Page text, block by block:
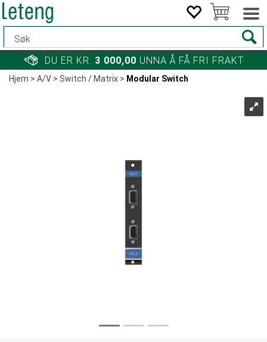
DU ER KR. 3 000,00 UNNA Å FÅ FRI FRAKT
Hjem>A/V>Switch / Matrix> Modular Switch